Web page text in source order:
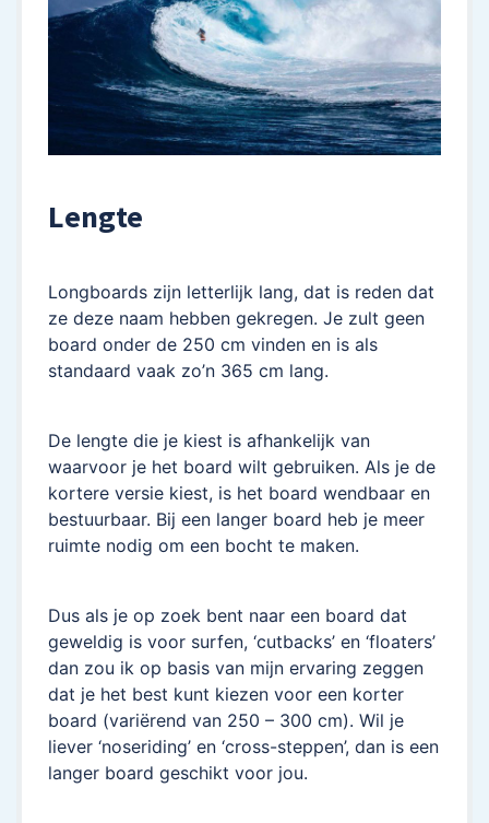
Lengte
Longboards zijn letterlijk lang, dat is reden dat
ze deze naam hebben gekregen. Je zult geen
board onder de 250 cm vinden en is als
standaard vaak zo’n 365 cm lang.
De lengte die je kiest is afhankelijk van
waarvoor je het board wilt gebruiken. Als je de
kortere versie kiest, is het board wendbaar en
bestuurbaar. Bij een langer board heb je meer
ruimte nodig om een bocht te maken.
Dus als je op zoek bent naar een board dat
geweldig is voor surfen, ‘cutbacks’ en ‘floaters’
dan zou ik op basis van mijn ervaring zeggen
dat je het best kunt kiezen voor een korter
board (variërend van 250 – 300 cm). Wil je
liever ‘noseriding’ en ‘cross-steppen’, dan is een
langer board geschikt voor jou.